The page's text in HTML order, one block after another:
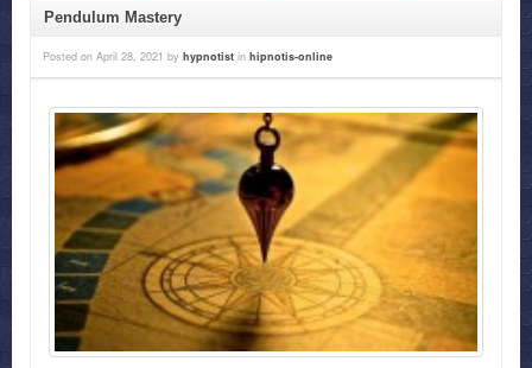
Pendulum Mastery
Posted on April 28, 2021 by hypnotist in hipnotis-online